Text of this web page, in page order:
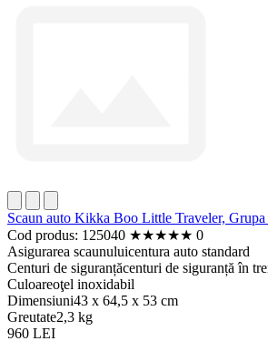
Scaun auto Kikka Boo Little Traveler,
Cod produs: 125040 ★★★★★ 0
Asigurarea scaunuluicentura auto standard
Centuri de siguranțăcenturi de siguranță în
Culoareoţel inoxidabil
Dimensiuni43 x 64,5 x 53 cm
Greutate2,3 kg
960 LEI